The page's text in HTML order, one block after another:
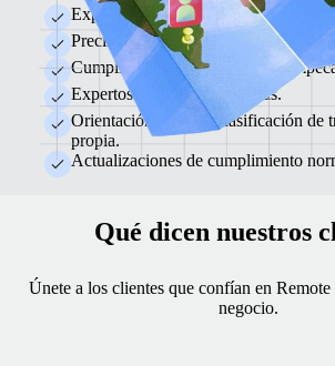
Experiencia normativa en EE. UU.
Precisión en los cálculos y los pagos
Cumplimiento normativo local
Expertos internos en nóminas.
Orientación sobre la clasificación de
propia.
Actualizaciones de cumplimiento
Qué dicen nuestros
Únete a los clientes que confían en Remote
negocio.